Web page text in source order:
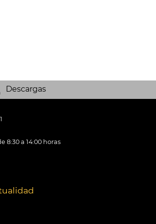
Descargas
8:30 a 14:00 horas